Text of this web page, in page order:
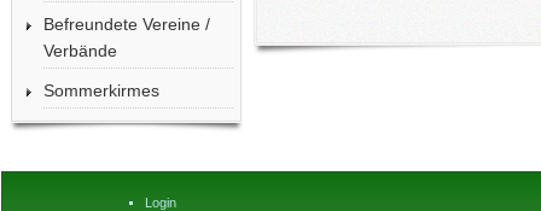
Befreundete Vereine /
Verbände
Sommerkirmes
Login